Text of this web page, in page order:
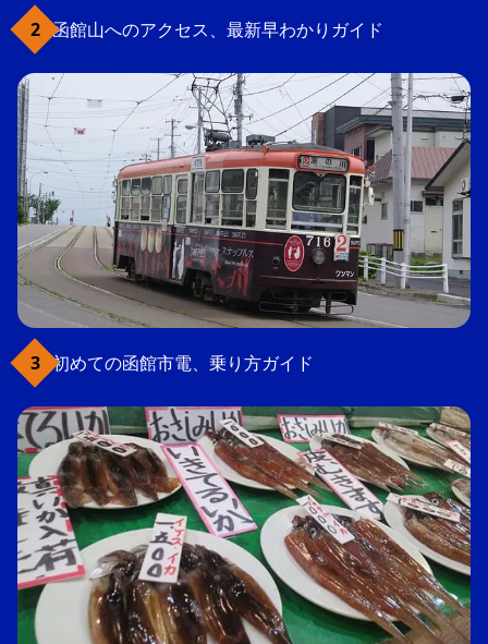
函館山へのアクセス、最新早わかりガイド
初めての函館市電、乗り方ガイド